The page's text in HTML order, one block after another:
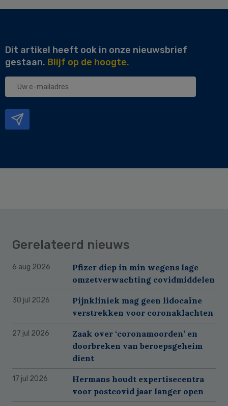
Dit artikel heeft ook in onze nieuwsbrief
gestaan. Blijf op de hoogte.
Uw
Gerelateerd nieuws
6 aug 2026
Pfizer diep in min wegens lage
omzetverwachting covidmiddelen
30 jul 2026
Pijnkliniek mag geen lidocaïne
verstrekken voor coronaklachten
27 jul 2026
Zaak over ‘coronamoorden’ en
doorbreken van beroepsgeheim
dient
17 jul 2026
Hermans houdt expertisecentra
voor postcovid jaar langer open